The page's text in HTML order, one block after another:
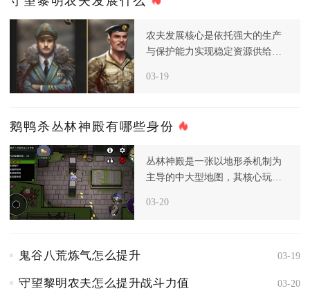
农夫发展核心是依托强大的生产
与保护能力实现稳定资源供给，
源和食
03-19
鹅鸭杀丛林神殿有哪些身份
丛林神殿是一张以地形杀机制为
主导的中大型地图，其核心玩法
致命地
03-20
鬼谷八荒炼气怎么提升 03-19
守望黎明农夫怎么提升战斗力值 03-20